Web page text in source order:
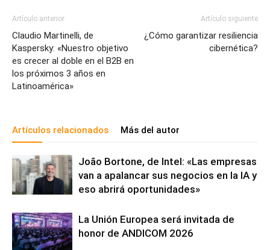
Artículo anterior
Claudio Martinelli, de
Kaspersky: «Nuestro objetivo
es crecer al doble en el B2B en
los próximos 3 años en
Latinoamérica»
Artículo siguiente
¿Cómo garantizar resiliencia
cibernética?
Artículos relacionados Más del autor
João Bortone, de Intel: «Las empresas
van a apalancar sus negocios en la IA y
eso abrirá oportunidades»
La Unión Europea será invitada de
honor de ANDICOM 2026